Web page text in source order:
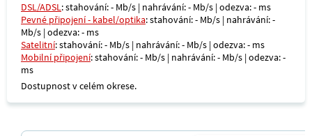
DSL/ADSL: stahování: - Mb/s | nahrávání: - Mb/s | odezva: - ms
Pevné připojení - kabel/optika: stahování: - Mb/s | nahrávání: -
Mb/s | odezva: - ms
Satelitní: stahování: - Mb/s | nahrávání: - Mb/s | odezva: - ms
Mobilní připojení: stahování: - Mb/s | nahrávání: - Mb/s | odezva: -
ms
Dostupnost v celém okrese.